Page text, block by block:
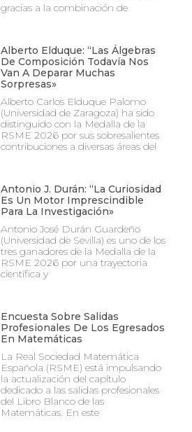
gracias a la combinación de
Alberto Elduque: “Las Álgebras
De Composición Todavía Nos
Van A Deparar Muchas
Sorpresas»
Alberto Carlos Elduque Palomo
(Universidad de Zaragoza) ha sido
distinguido con la Medalla de la
RSME 2026 por sus sobresalientes
contribuciones a diversas áreas del
Antonio J. Durán: “La Curiosidad
Es Un Motor Imprescindible
Para La Investigación»
Antonio José Durán Guardeño
(Universidad de Sevilla) es uno de los
tres ganadores de la Medalla de la
RSME 2026 por una trayectoria
científica y
Encuesta Sobre Salidas
Profesionales De Los Egresados
En Matemáticas
La Real Sociedad Matemática
Española (RSME) está impulsando
la actualización del capítulo
dedicado a las salidas profesionales
del Libro Blanco de las
Matemáticas. En este